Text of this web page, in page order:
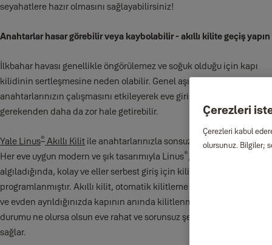
seyahatlere hazır olmasını sağlayabilirsiniz!
Anahtarlar hasar görebilir veya kaybolabilir - akıllı kilite geçiş yapın
İlkbahar havası genellikle öngörülemez ve soğuk olduğu için kapı
kilidinin sertleşmesine neden olabilir. Genel aşınma ve yıpranmalar,
anahtarlarınızın çalışmasını etkileyerek eve girişi olması
gerekenden daha da zor hale getirebilir.
Yale Linus® Akıllı Kilit ile anahtarlarınızla sonsuza dek vedalaşın.
Her eve uygun modern ve şık tasarımıyla Linus®, yaklaştığınızı
algıladığında, kolay ve eller serbest giriş için kilidi açmak üzere
programlanmıştır. Akıllı kilit, otomatik kilitleme özelliğine sahiptir
ve evden ayrıldığınızda kapının anında kilitlenmesini sağlar. Hava
durumu ne olursa olsun eve rahat ve sorunsuz şekilde erişiminizi
sağlar.
Çerezleri
Çerezleri kabul
olursunuz. Bilgiler;